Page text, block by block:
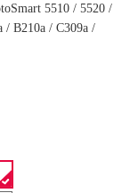
5510 / 5520 /
/ B210a / C309a /